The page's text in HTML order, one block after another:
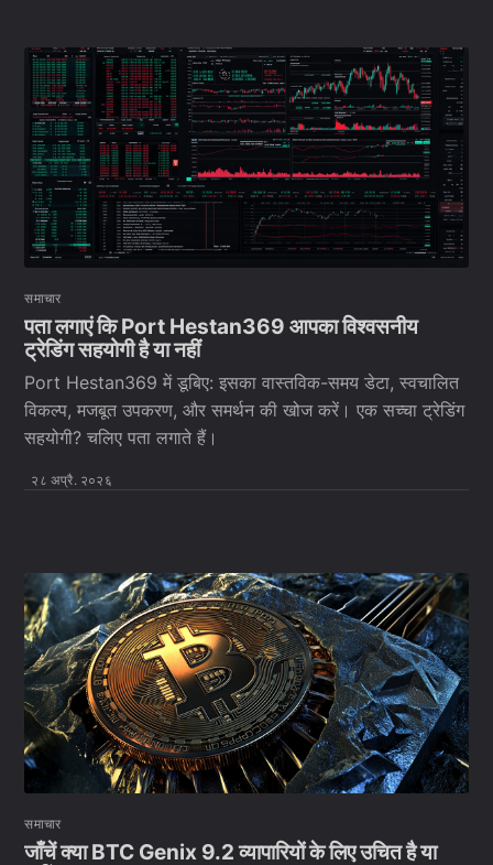
समाचार
पता लगाएं कि Port Hestan369 आपका विश्वसनीय
ट्रेडिंग सहयोगी है या नहीं
Port Hestan369 में डूबिए: इसका वास्तविक-समय डेटा, स्वचालित
विकल्प, मजबूत उपकरण, और समर्थन की खोज करें। एक सच्चा ट्रेडिंग
सहयोगी? चलिए पता लगाते हैं।
२८ अप्रै. २०२६
समाचार
जाँचें क्या BTC Genix 9.2 व्यापारियों के लिए उचित है या